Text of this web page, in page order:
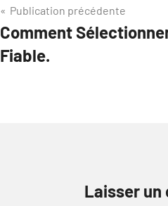
Navigation
de
l’article
Publication précédente
Comment
Fiable.
Laisser